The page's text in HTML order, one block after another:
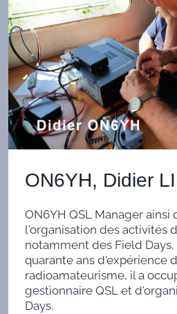
ON6YH, Didier
ON6YH QSL Manager ainsi
l'organisation des activités
notamment des Field
quarante ans d'expérience
radioamateurisme, il a
gestionnaire QSL et
Days.